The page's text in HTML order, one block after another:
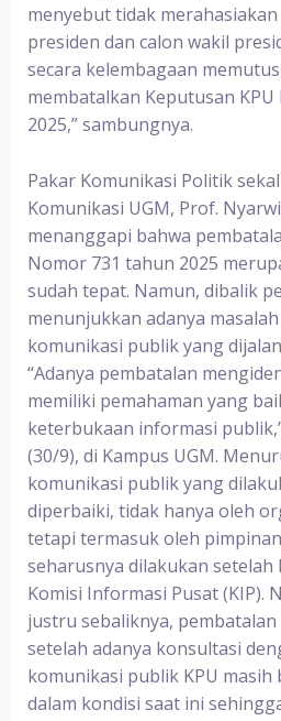
menyebut tidak
presiden dan calon wakil
secara kelembagaan
membatalkan Keputusan
2025,” sambungnya.
Pakar Komunikasi Politik
Komunikasi UGM, Prof.
menanggapi bahwa
Nomor 731 tahun 2025
sudah tepat. Namun, dibalik
menunjukkan adanya
komunikasi publik yang
“Adanya pembatalan
memiliki pemahaman yang
keterbukaan informasi
(30/9), di Kampus UGM.
komunikasi publik yang
diperbaiki, tidak hanya oleh
tetapi termasuk oleh
seharusnya dilakukan
Komisi Informasi Pusat (KIP).
justru sebaliknya,
setelah adanya konsultasi
komunikasi publik KPU
dalam kondisi saat ini